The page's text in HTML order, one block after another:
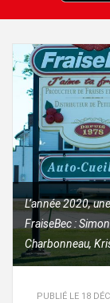
L’année 2020,
FraiseBec :
Charbonneau,
PUBLIÉ LE 18